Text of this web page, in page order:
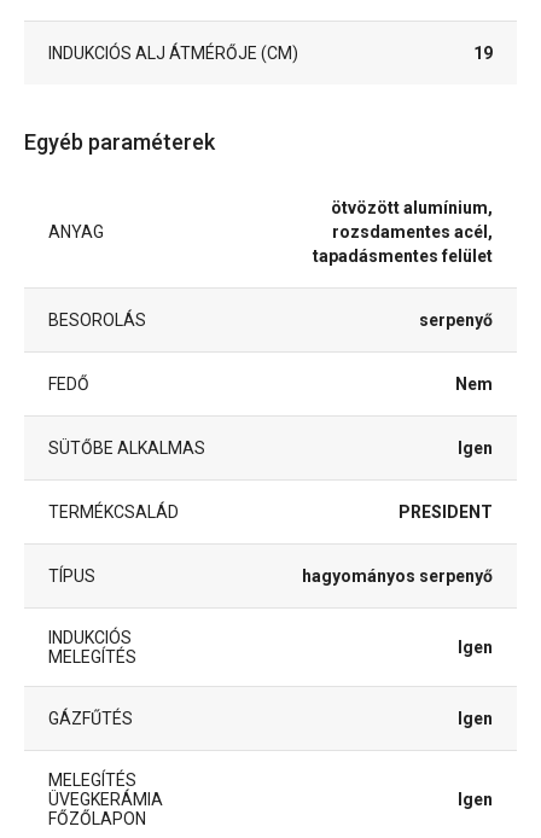
INDUKCIÓS ALJ ÁTMÉRŐJE (CM) 19
Egyéb paraméterek
ANYAG
ötvözött alumínium,
rozsdamentes acél,
tapadásmentes felület
BESOROLÁS serpenyő
FEDŐ Nem
SÜTŐBE ALKALMAS Igen
TERMÉKCSALÁD PRESIDENT
TÍPUS hagyományos serpenyő
INDUKCIÓS
MELEGÍTÉS
Igen
GÁZFŰTÉS Igen
MELEGÍTÉS
ÜVEGKERÁMIA
FŐZŐLAPON
Igen